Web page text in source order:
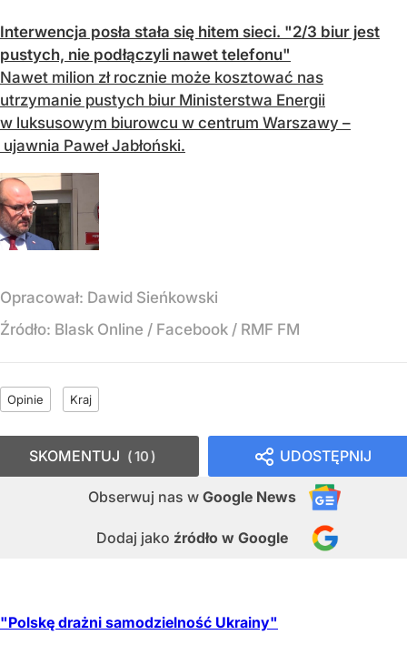
Interwencja posła stała się hitem sieci. "2/3 biur jest
pustych, nie podłączyli nawet telefonu"
Nawet milion zł rocznie może kosztować nas
utrzymanie pustych biur Ministerstwa Energii
w luksusowym biurowcu w centrum Warszawy –
ujawnia Paweł Jabłoński.
Opracował: Dawid Sieńkowski
Źródło: Blask Online / Facebook / RMF FM
Opinie Kraj
UDOSTĘPNIJ
Obserwuj nas w Google News
Dodaj jako źródło w Google
SKOMENTUJ 10
"Polskę drażni samodzielność Ukrainy"